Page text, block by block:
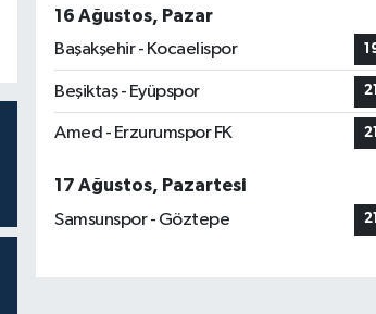
16 Ağustos, Pazar
Başakşehir - Kocaelispor
Beşiktaş - Eyüpspor
Amed - Erzurumspor FK
17 Ağustos, Pazartesi
Samsunspor - Göztepe